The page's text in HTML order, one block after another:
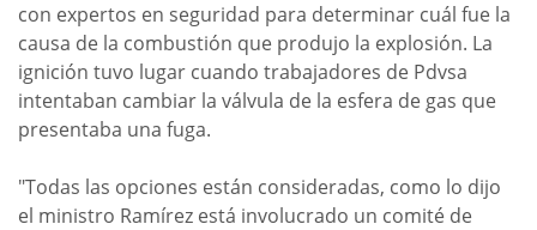
con expertos en seguridad para determinar cuál fue la
causa de la combustión que produjo la explosión. La
ignición tuvo lugar cuando trabajadores de Pdvsa
intentaban cambiar la válvula de la esfera de gas que
presentaba una fuga.
"Todas las opciones están consideradas, como lo dijo
el ministro Ramírez está involucrado un comité de